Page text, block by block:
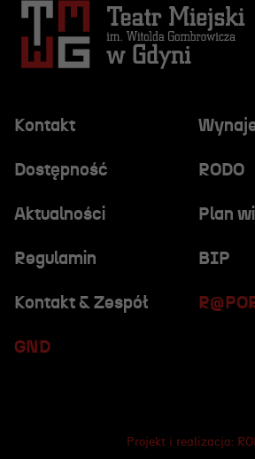
Kontakt
Dostępność RODO
Aktualności Plan
Regulamin BIP
GND
Kontakt & Zespół
Projekt i realizacja: